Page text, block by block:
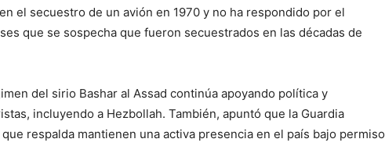
el secuestro de un avión en 1970 y no ha respondido por el
que se sospecha que fueron secuestrados en las décadas de
del sirio Bashar al Assad continúa apoyando política y
incluyendo a Hezbollah. También, apuntó que la Guardia
respalda mantienen una activa presencia en el país bajo permiso